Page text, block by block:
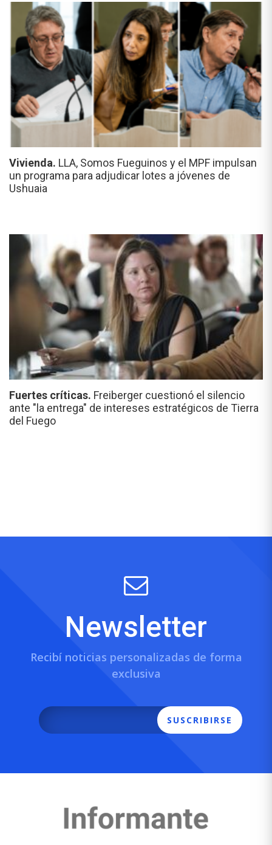
Vivienda. LLA, Somos Fueguinos y el MPF impulsan
un programa para adjudicar lotes a jóvenes de
Ushuaia
Fuertes críticas. Freiberger cuestionó el silencio
ante "la entrega" de intereses estratégicos de Tierra
del Fuego
Newsletter
Recibí noticias personalizadas de forma
exclusiva
SUSCRIBIRSE